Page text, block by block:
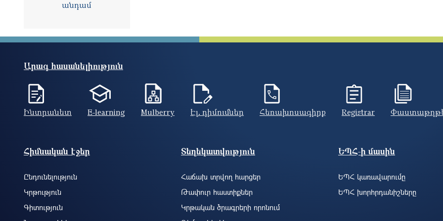
անդամ
Արագ հասանելիություն
Ինտրանետ E-learning Mulberry Էլ. դիմումներ Հեռախոսագիրք Registrar
Footer site information
Հիմնական էջեր
Ընդունելություն
Կրթություն
Գիտություն
Տեղեկատվություն
Հաճախ տրվող հարցեր
Թափուր հաստիքներ
Կրթական ծրագրերի որոնում
ԵՊՀ-ի մասին
ԵՊՀ կառավարումը
ԵՊՀ խորհրդանիշները